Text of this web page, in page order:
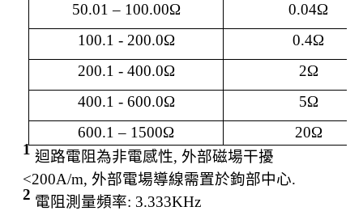
50.01 – 100.00Ω 0.04Ω
100.1 - 200.0Ω 0.4Ω
200.1 - 400.0Ω 2Ω
400.1 - 600.0Ω 5Ω
600.1 – 1500Ω 20Ω
1迴路電阻為非電感性, 外部磁場干擾
<200A/m, 外部電場導線需置於鉤部中心.
2 電阻測量頻率: 3.333KHz